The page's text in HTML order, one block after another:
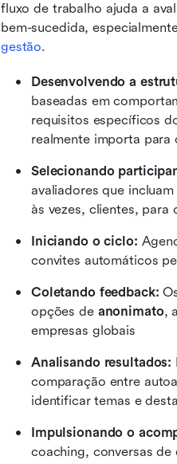
fluxo de trabalho ajuda a
bem-sucedida,
gestão.
Desenvolvendo a
baseadas em
requisitos específicos
realmente importa para
Selecionando
avaliadores que
às vezes, clientes,
Iniciando o ciclo:
convites automáticos
Coletando feedback:
opções de anonimato,
empresas globais
Analisando resultados:
comparação entre
identificar temas e
Impulsionando o
coaching, conversas